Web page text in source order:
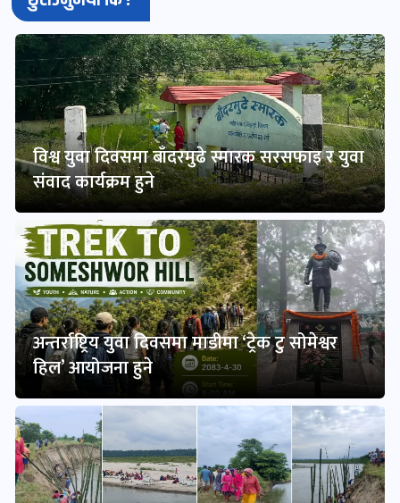
विश्व युवा दिवसमा बाँदरमुढे स्मारक सरसफाइ र युवा
संवाद कार्यक्रम हुने
अन्तर्राष्ट्रिय युवा दिवसमा माडीमा ‘ट्रेक टु सोमेश्वर
हिल’ आयोजना हुने